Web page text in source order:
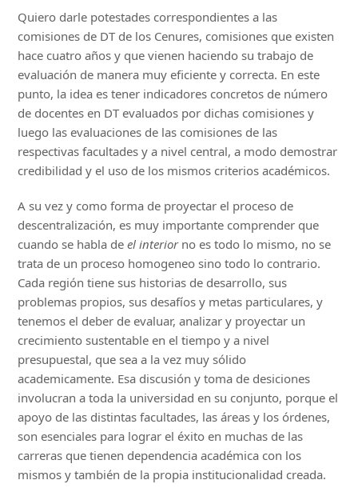
Quiero darle potestades correspondientes a las
comisiones de DT de los Cenures, comisiones que existen
hace cuatro años y que vienen haciendo su trabajo de
evaluación de manera muy eficiente y correcta. En este
punto, la idea es tener indicadores concretos de número
de docentes en DT evaluados por dichas comisiones y
luego las evaluaciones de las comisiones de las
respectivas facultades y a nivel central, a modo demostrar
credibilidad y el uso de los mismos criterios académicos.
A su vez y como forma de proyectar el proceso de
descentralización, es muy importante comprender que
cuando se habla deel interior no es todo lo mismo, no se
trata de un proceso homogeneo sino todo lo contrario.
Cada región tiene sus historias de desarrollo, sus
problemas propios, sus desafíos y metas particulares, y
tenemos el deber de evaluar, analizar y proyectar un
crecimiento sustentable en el tiempo y a nivel
presupuestal, que sea a la vez muy sólido
academicamente. Esa discusión y toma de desiciones
involucran a toda la universidad en su conjunto, porque el
apoyo de las distintas facultades, las áreas y los órdenes,
son esenciales para lograr el éxito en muchas de las
carreras que tienen dependencia académica con los
mismos y también de la propia institucionalidad creada.